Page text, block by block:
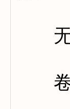
无
卷